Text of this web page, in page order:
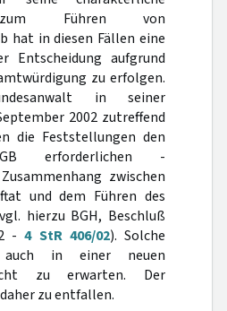
zum Führen von
hat in diesen Fällen eine
Entscheidung aufgrund
zu erfolgen.
in seiner
2002 zutreffend
die Feststellungen den
erforderlichen -
zwischen
und dem Führen des
hierzu BGH, Beschluß
-4 StR 406/02). Solche
auch in einer neuen
zu erwarten. Der
zu entfallen.